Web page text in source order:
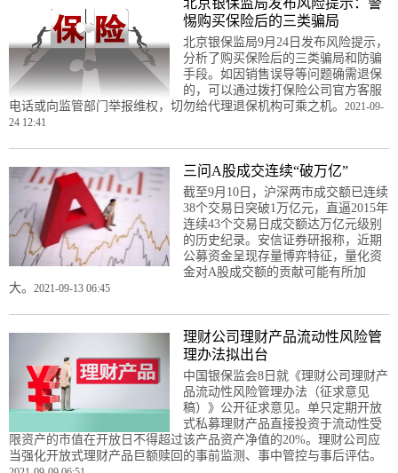
惕购买保险后的三类骗局
北京银保监局9月24日发布风险提示，
分析了购买保险后的三类骗局和防骗
手段。如因销售误导等问题确需退保
的，可以通过拨打保险公司官方客服
电话或向监管部门举报维权，切勿给代理退保机构可乘之机。 2021-09-
24 12:41
三问A股成交连续“破万亿”
截至9月10日，沪深两市成交额已连续
38个交易日突破1万亿元，直逼2015年
连续43个交易日成交额达万亿元级别
的历史纪录。安信证券研报称，近期
公募资金呈现存量博弈特征，量化资
金对A股成交额的贡献可能有所加
大。 2021-09-13 06:45
理财公司理财产品流动性风险管
理办法拟出台
中国银保监会8日就《理财公司理财产
品流动性风险管理办法（征求意见
稿）》公开征求意见。单只定期开放
式私募理财产品直接投资于流动性受
限资产的市值在开放日不得超过该产品资产净值的20%。理财公司应
当强化开放式理财产品巨额赎回的事前监测、事中管控与事后评估。